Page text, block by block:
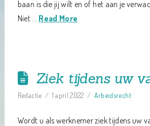
baan is die jij wilt en of het aan je
Niet … Read More
Ziek tijdens uw
Redactie 1 april 2022 Arbeidsrecht
Wordt u als werknemer ziek tijdens uw